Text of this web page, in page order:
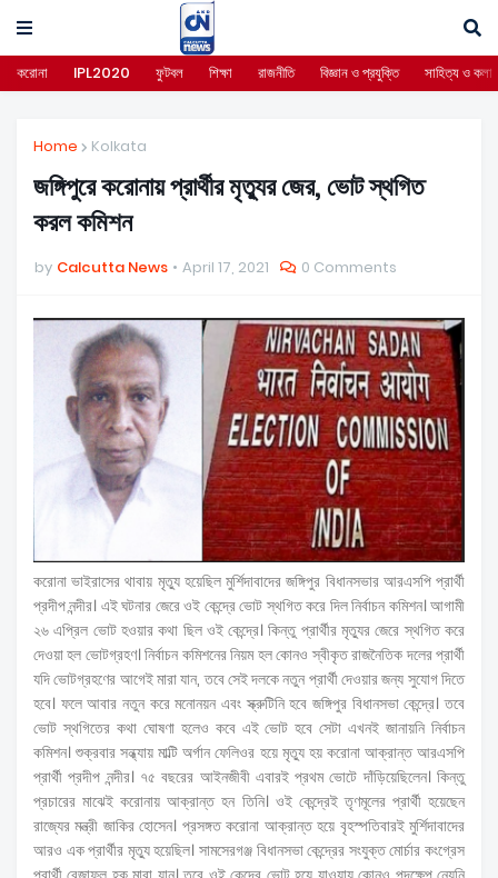
করোনা IPL2020 ফুটবল শিক্ষা রাজনীতি বিজ্ঞান ও প্রযুক্তি সাহিত্য ও কলা
Home Kolkata
জঙ্গিপুরে করোনায় প্রার্থীর মৃত্যুর জের, ভোট স্থগিত
করল কমিশন
by Calcutta News April 17, 2021 0 Comments
করোনা ভাইরাসের থাবায় মৃত্যু হয়েছিল মুর্শিদাবাদের জঙ্গিপুর বিধানসভার আরএসপি প্রার্থী
প্রদীপ নন্দীর। এই ঘটনার জেরে ওই কেন্দ্রে ভোট স্থগিত করে দিল নির্বাচন কমিশন। আগামী
২৬ এপ্রিল ভোট হওয়ার কথা ছিল ওই কেন্দ্রে। কিন্তু প্রার্থীর মৃত্যুর জেরে স্থগিত করে
দেওয়া হল ভোটগ্রহণ। নির্বাচন কমিশনের নিয়ম হল কোনও স্বীকৃত রাজনৈতিক দলের প্রার্থী
যদি ভোটগ্রহণের আগেই মারা যান, তবে সেই দলকে নতুন প্রার্থী দেওয়ার জন্য সুযোগ দিতে
হবে। ফলে আবার নতুন করে মনোনয়ন এবং স্ক্রুটিনি হবে জঙ্গিপুর বিধানসভা কেন্দ্রে। তবে
ভোট স্থগিতের কথা ঘোষণা হলেও কবে এই ভোট হবে সেটা এখনই জানায়নি নির্বাচন
কমিশন। শুক্রবার সন্ধ্যায় মাল্টি অর্গান ফেলিওর হয়ে মৃত্যু হয় করোনা আক্রান্ত আরএসপি
প্রার্থী প্রদীপ নন্দীর। ৭৫ বছরের আইনজীবী এবারই প্রথম ভোটে দাঁড়িয়েছিলেন। কিন্তু
প্রচারের মাঝেই করোনায় আক্রান্ত হন তিনি। ওই কেন্দ্রেই তৃণমূলের প্রার্থী হয়েছেন
রাজ্যের মন্ত্রী জাকির হোসেন। প্রসঙ্গত করোনা আক্রান্ত হয়ে বৃহস্পতিবারই মুর্শিদাবাদের
আরও এক প্রার্থীর মৃত্যু হয়েছিল। সামসেরগঞ্জ বিধানসভা কেন্দ্রের সংযুক্ত মোর্চার কংগ্রেস